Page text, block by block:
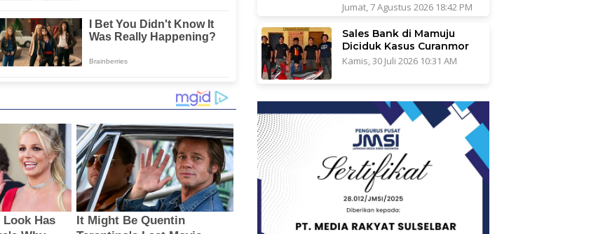
Jumat, 7 Agustus 2026 18:42 PM
Sales Bank di Mamuju
Diciduk Kasus Curanmor
Kamis, 30 Juli 2026 10:31 AM